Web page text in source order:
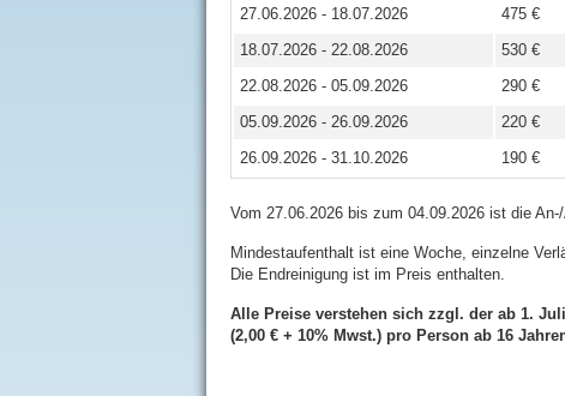
27.06.2026 - 18.07.2026
475 €
18.07.2026 - 22.08.2026
530 €
22.08.2026 - 05.09.2026
290 €
05.09.2026 - 26.09.2026
220 €
26.09.2026 - 31.10.2026
190 €
Vom 27.06.2026 bis zum 04.09.2026 ist die
Mindestaufenthalt ist eine Woche, einzelne
Die Endreinigung ist im Preis enthalten.
Alle Preise verstehen sich zzgl. der ab 1.
(2,00 € + 10% Mwst.) pro Person ab 16